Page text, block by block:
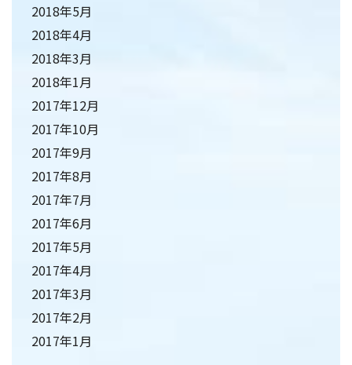
2018年5月
2018年4月
2018年3月
2018年1月
2017年12月
2017年10月
2017年9月
2017年8月
2017年7月
2017年6月
2017年5月
2017年4月
2017年3月
2017年2月
2017年1月